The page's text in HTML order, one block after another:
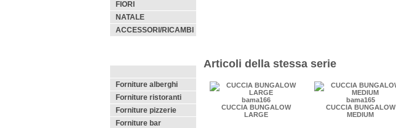
FIORI
NATALE
ACCESSORI/RICAMBI
Forniture alberghi
Forniture ristoranti
Forniture pizzerie
Forniture bar
Articoli della stessa serie
bama166
CUCCIA BUNGALOW
LARGE
bama165
CUCCIA BUNGALOW
MEDIUM